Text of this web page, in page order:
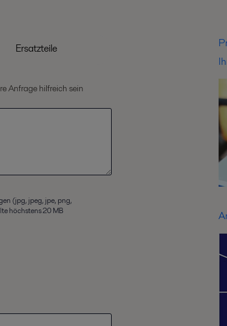
Anfrage hilfreich sein
(jpg, jpeg, jpe, png,
höchstens 20 MB